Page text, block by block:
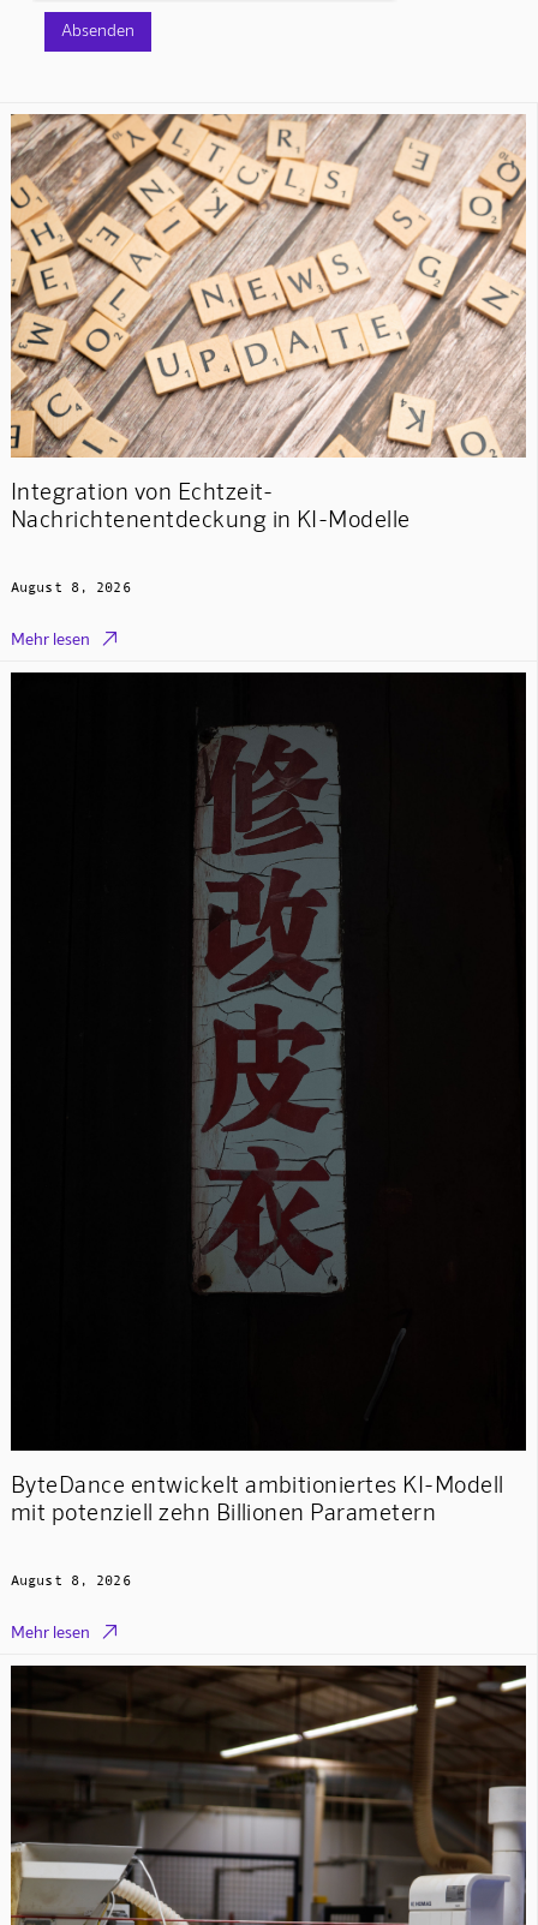
Integration von Echtzeit-
Nachrichtenentdeckung in KI-Modelle
August 8, 2026
Mehr lesen 
ByteDance entwickelt ambitioniertes KI-Modell
mit potenziell zehn Billionen Parametern
August 8, 2026
Mehr lesen 